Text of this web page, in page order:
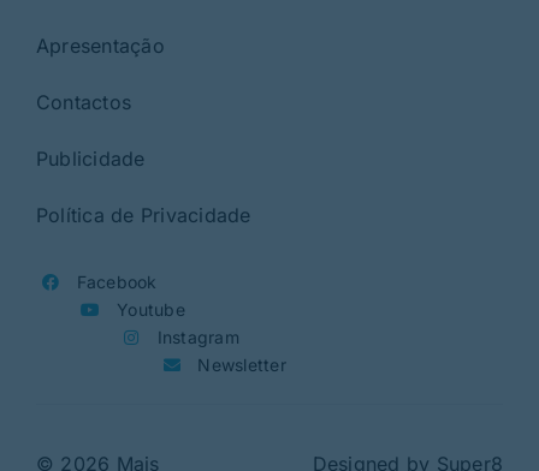
Apresentação
Contactos
Publicidade
Política de Privacidade
Facebook
Youtube
Instagram
Newsletter
© 2026 Mais Designed by Super8